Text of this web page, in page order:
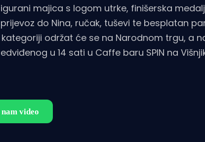
majica s logom utrke, finišerska
do Nina, ručak, tuševi te besplatan
održat će se na Narodnom trgu, a
u 14 sati u Caffe baru SPIN na